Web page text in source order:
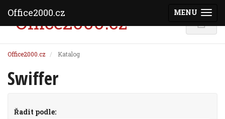
Office2000.cz Katalog
Swiffer
Řadit podle:
MENU
Office2000.cz